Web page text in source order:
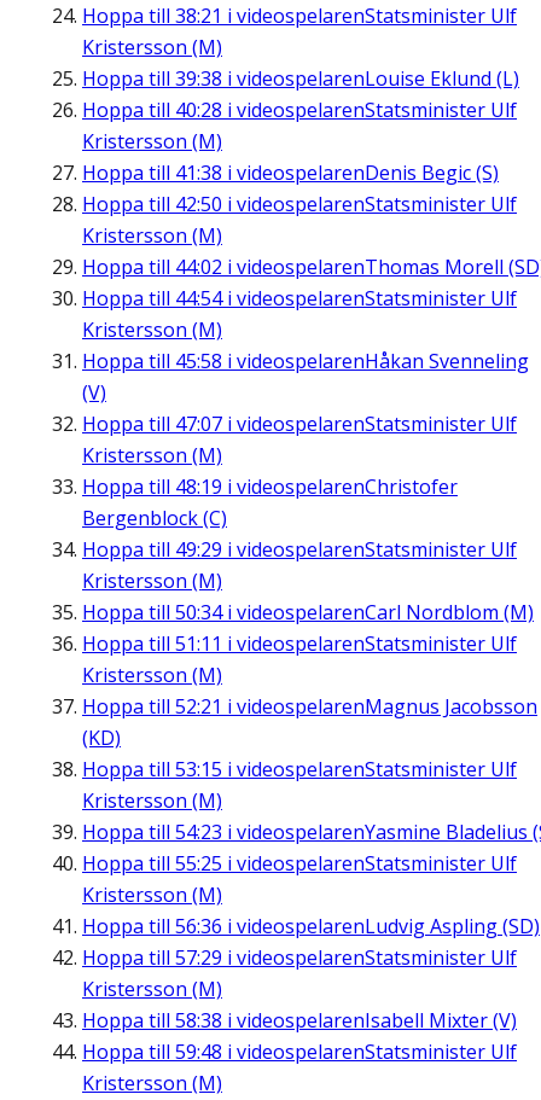
Hoppa till 38:21 i videospelarenStatsminister Ulf
Kristersson (M)
Hoppa till 39:38 i videospelarenLouise Eklund (L)
Hoppa till 40:28 i videospelarenStatsminister Ulf
Kristersson (M)
Hoppa till 41:38 i videospelarenDenis Begic (S)
Hoppa till 42:50 i videospelarenStatsminister Ulf
Kristersson (M)
Hoppa till 44:02 i videospelarenThomas Morell
Hoppa till 44:54i videospelarenStatsminister Ulf
Kristersson (M)
Hoppa till 45:58 i videospelarenHåkan Svenneling
(V)
Hoppa till 47:07 i videospelarenStatsminister Ulf
Kristersson (M)
Hoppa till 48:19 i videospelarenChristofer
Bergenblock (C)
Hoppa till 49:29 i videospelarenStatsminister Ulf
Kristersson (M)
Hoppa till 50:34i videospelarenCarl Nordblom (M)
Hoppa till 51:11 i videospelarenStatsminister Ulf
Kristersson (M)
Hoppa till 52:21 i videospelarenMagnus Jacobsson
(KD)
Hoppa till 53:15 i videospelarenStatsminister Ulf
Kristersson (M)
Hoppa till 54:23 i videospelarenYasmine Bladelius
Hoppa till 55:25 i videospelarenStatsminister Ulf
Kristersson (M)
Hoppa till 56:36 i videospelarenLudvig Aspling (SD)
Hoppa till 57:29 i videospelarenStatsminister Ulf
Kristersson (M)
Hoppa till 58:38 i videospelarenIsabell Mixter (V)
Hoppa till 59:48 i videospelarenStatsminister Ulf
Kristersson (M)